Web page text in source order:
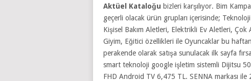
Aktüel Kataloğu bizleri karşılıyor. Bim
geçerli olacak ürün grupları içerisinde;
Kişisel Bakım Aletleri, Elektrikli Ev Aletleri, Çok
Giyim, Eğitici özellikleri ile Oyuncaklar bu
perakende olarak satışa sunulacak ilk sayfa
smart teknoloji google işletim sistemli Dijitsu
FHD Android TV 6,475 TL. SENNA markası